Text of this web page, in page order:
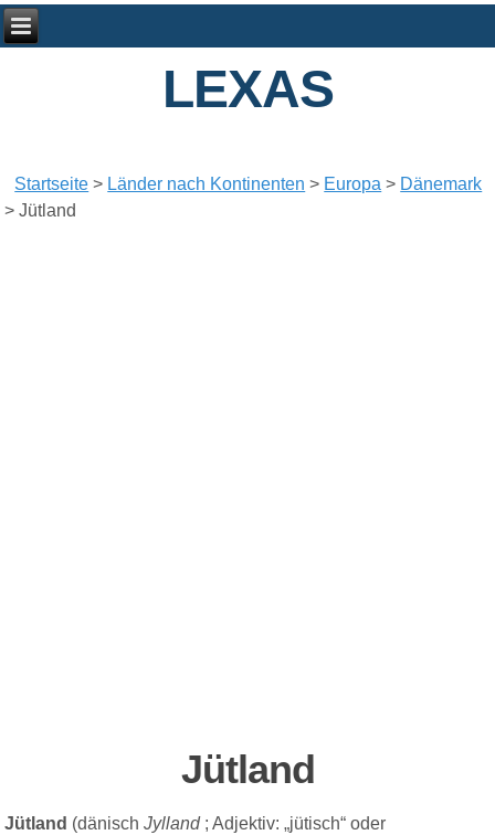
LEXAS
Startseite > Länder nach Kontinenten > Europa > Dänemark
>Jütland
Jütland
Jütland (dänischJylland ; Adjektiv: „jütisch“ oder